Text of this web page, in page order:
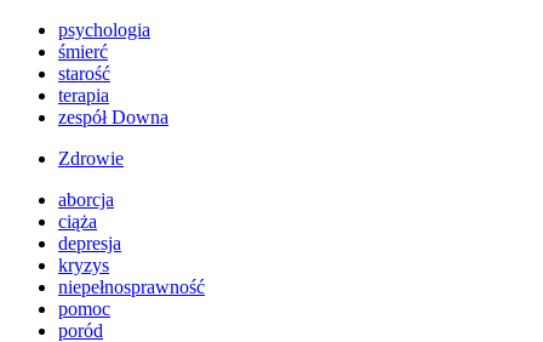
psychologia
śmierć
starość
terapia
zespół Downa
Zdrowie
aborcja
ciąża
depresja
kryzys
niepełnosprawność
pomoc
poród